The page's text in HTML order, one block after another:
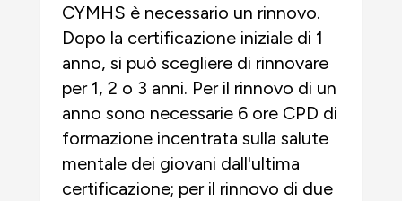
CYMHS è necessario un rinnovo.
Dopo la certificazione iniziale di 1
anno, si può scegliere di rinnovare
per 1, 2 o 3 anni. Per il rinnovo di un
anno sono necessarie 6 ore CPD di
formazione incentrata sulla salute
mentale dei giovani dall'ultima
certificazione; per il rinnovo di due